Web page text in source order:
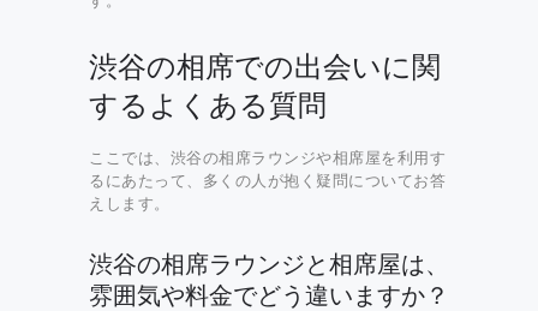
渋谷の相席での出会いに関
するよくある質問
ここでは、渋谷の相席ラウンジや相席屋を利用す
るにあたって、多くの人が抱く疑問についてお答
えします。
渋谷の相席ラウンジと相席屋は、
雰囲気や料金でどう違いますか？